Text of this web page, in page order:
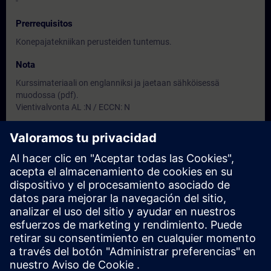
Prerrequisitos
Konepajatekniikan perusteiden tuntemus.
Nota
Kurssimateriaali on englanniksi ja jaetaan sähköisessä
muodossa (pdf).
Vientivalvonta AL :N / ECCN: N
Fechas e inscripción
Actualmente no hay eventos disponibles
Inscríbete en la lista de solicitudes y recibirás una notificación en
cuanto haya nuevas fechas disponibles.
Activar el servicio de notificación